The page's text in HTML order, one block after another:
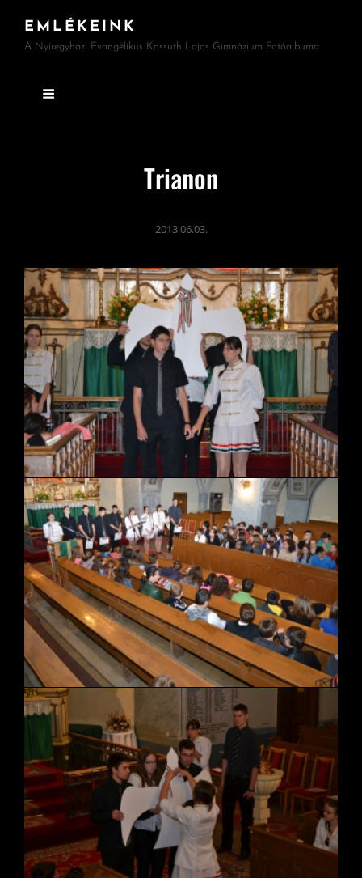
EMLÉKEINK
A Nyíregyházi Evangélikus Kossuth Lajos Gimnázium Fotóalbuma
Trianon
2013.06.03.